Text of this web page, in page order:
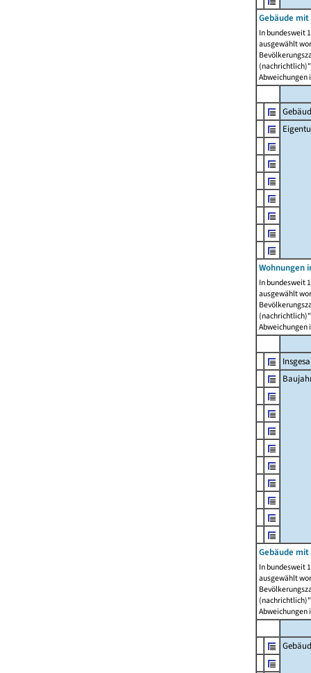
Gebäude
In bundesweit
ausgewählt
Abweichungen
Wohnungen
In bundesweit
ausgewählt
Abweichungen
Gebäude mit
In bundesweit
ausgewählt
Abweichungen